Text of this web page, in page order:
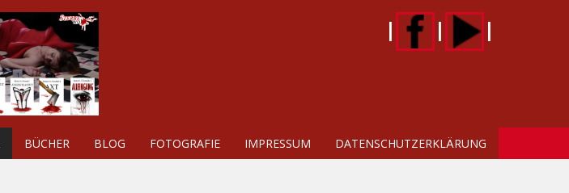
| | |
BÜCHER BLOG FOTOGRAFIE IMPRESSUM DATENSCHUTZERKLÄRUNG